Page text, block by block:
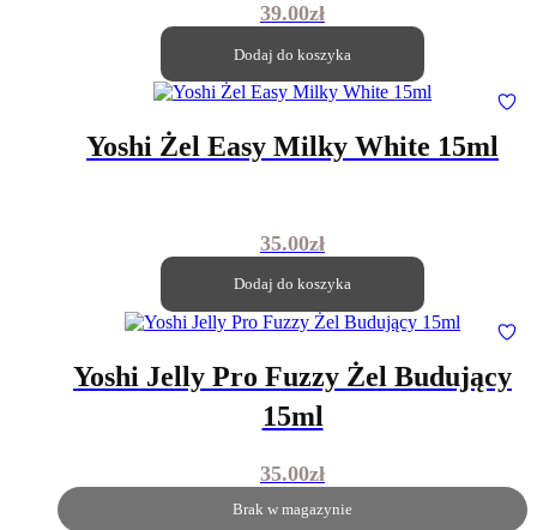
39.00zł
Dodaj do koszyka
Yoshi Żel Easy Milky White 15ml
35.00zł
Dodaj do koszyka
Yoshi Jelly Pro Fuzzy Żel Budujący
15ml
35.00zł
Brak w magazynie